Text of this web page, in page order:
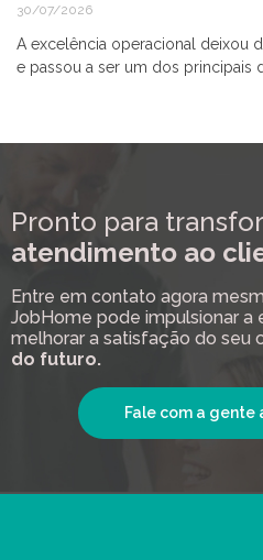
30/07/2026
A excelência operacional deixou
e passou a ser um dos principais
Pronto para
atendimento ao
Entre em contato agora
JobHome pode impulsionar a
melhorar a satisfação do seu
do futuro.
Fale com a gente